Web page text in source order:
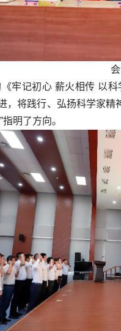
牢记初心 薪火相传 以
，将践行、弘扬科学家
明了方向。